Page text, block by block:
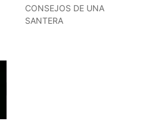
CONSEJOS DE UNA
SANTERA